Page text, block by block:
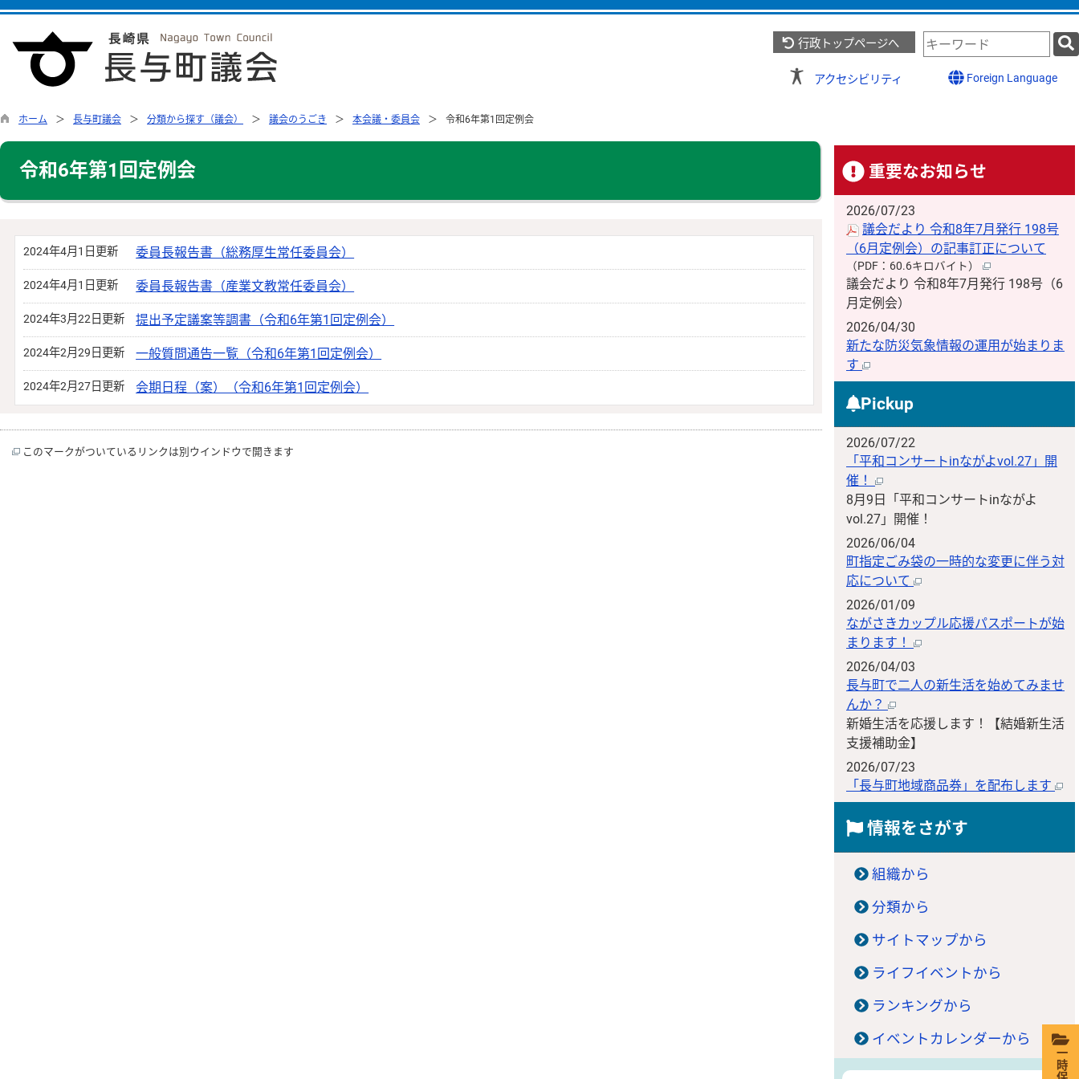
行政トップページへ
検
索
ド
アクセシビリティ Foreign Language
ホーム 長与町議会 分類から探す（議会） 議会のうごき 本会議・委員会 令和6年第1回定例会
令和6年第1回定例会
2024年4月1日更新 委員長報告書（総務厚生常任委員会）
2024年4月1日更新 委員長報告書（産業文教常任委員会）
2024年3月22日更新 提出予定議案等調書（令和6年第1回定例会）
2024年2月29日更新 一般質問通告一覧（令和6年第1回定例会）
2024年2月27日更新 会期日程（案）（令和6年第1回定例会）
このマークがついているリンクは別ウインドウで開きます
重要なお知らせ
2026/07/23
議会だより 令和8年7月発行 198号
（6月定例会）の記事訂正について
（PDF：60.6キロバイト）
議会だより 令和8年7月発行 198号（6
月定例会）
2026/04/30
新たな防災気象情報の運用が始まりま
す
Pickup
2026/07/22
「平和コンサートinながよvol.27」開
催！
8月9日「平和コンサートinながよ
vol.27」開催！
2026/06/04
町指定ごみ袋の一時的な変更に伴う対
応について
2026/01/09
ながさきカップル応援パスポートが始
まります！
2026/04/03
長与町で二人の新生活を始めてみませ
んか？
新婚生活を応援します！【結婚新生活
支援補助金】
2026/07/23
「長与町地域商品券」を配布します
情報をさがす
組織から
分類から
サイトマップから
ライフイベントから
ランキングから
イベントカレンダーから